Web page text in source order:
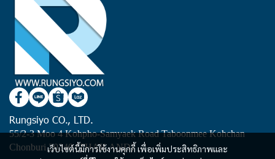
เว็บไซต์นี้มีการใช้งานคุกกี้ เพื่อเพิ่มประสิทธิภาพและ
Rungsiyo CO., LTD.
55/2-3 Moo 4 Kohpho-Samyaek Road Taboonmee Kohchan
Chonburi 20240 (THAILAND)